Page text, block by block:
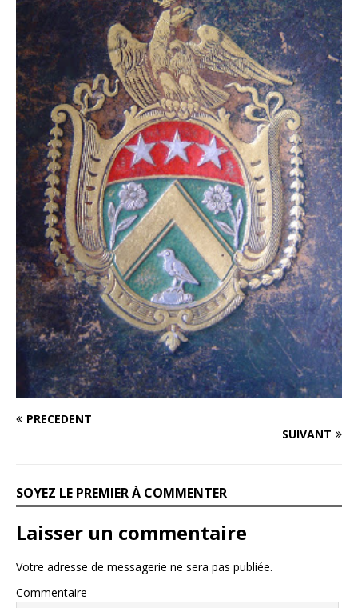
PRÉCÉDENT
SUIVANT
SOYEZ LE PREMIER À COMMENTER
Laisser un commentaire
Votre adresse de messagerie ne sera pas publiée.
Commentaire